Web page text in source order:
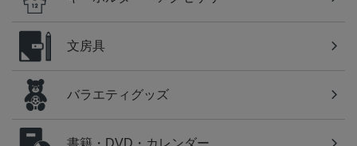
文房具
バラエティグッズ